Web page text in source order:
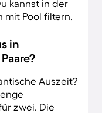
kannst in der
mit Pool filtern.
in
Auszeit?
zwei. Die